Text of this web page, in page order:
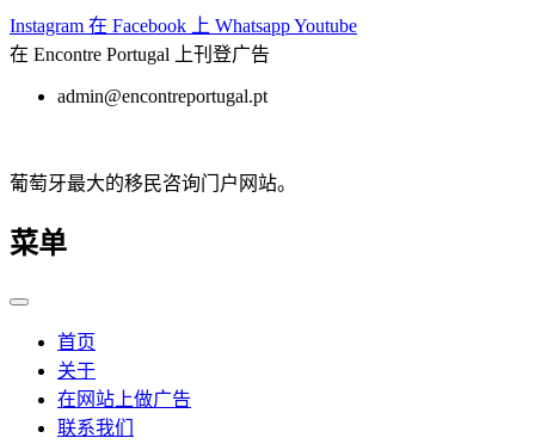
跳
至
Instagram 在 Facebook 上 WhatsappYoutube
在 Encontre Portugal 上刊登广告
admin@encontreportugal.pt
葡萄牙最大的移民咨询门户网站。
菜单
首页
关于
在网站上做广告
联系我们